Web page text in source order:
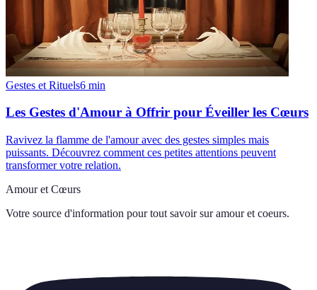
Gestes et Rituels6 min
Les Gestes d'Amour à Offrir pour Éveiller les Cœurs
Ravivez la flamme de l'amour avec des gestes simples mais
puissants. Découvrez comment ces petites attentions peuvent
transformer votre relation.
Amour et Cœurs
Votre source d'information pour tout savoir sur amour et coeurs.